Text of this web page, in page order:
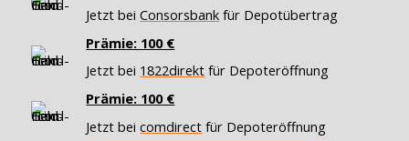
Jetzt beiConsorsbank für Depotübertrag
Prämie: 100 €
Jetzt bei 1822direkt für Depoteröffnung
Prämie: 100 €
Jetzt beicomdirect für Depoteröffnung